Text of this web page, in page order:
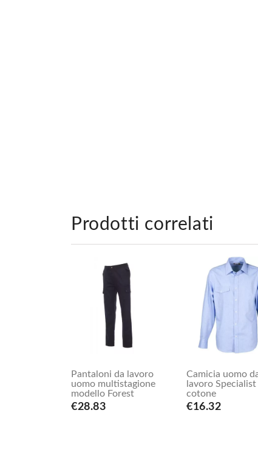
Prodotti correlati
Pantaloni da lavoro
uomo multistagione
modello Forest
€28.83
Camicia uomo
lavoro
cotone
€16.32